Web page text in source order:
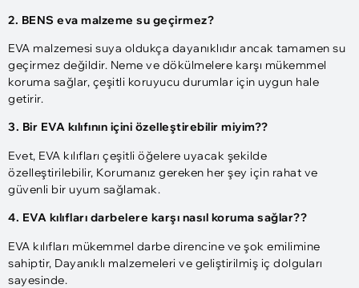
2. BENS eva malzeme su geçirmez?
EVA malzemesi suya oldukça dayanıklıdır ancak tamamen su
geçirmez değildir. Neme ve dökülmelere karşı mükemmel
koruma sağlar, çeşitli koruyucu durumlar için uygun hale
getirir.
3. Bir EVA kılıfının içini özelleştirebilir miyim??
Evet, EVA kılıfları çeşitli öğelere uyacak şekilde
özelleştirilebilir, Korumanız gereken her şey için rahat ve
güvenli bir uyum sağlamak.
4. EVA kılıfları darbelere karşı nasıl koruma sağlar??
EVA kılıfları mükemmel darbe direncine ve şok emilimine
sahiptir, Dayanıklı malzemeleri ve geliştirilmiş iç dolguları
sayesinde.